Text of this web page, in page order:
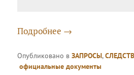
Подробнее →
Опубликовано в ЗАПРОСЫ,
официальные документы